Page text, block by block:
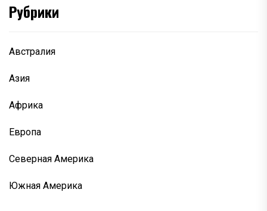
Рубрики
Австралия
Азия
Африка
Европа
Северная Америка
Южная Америка